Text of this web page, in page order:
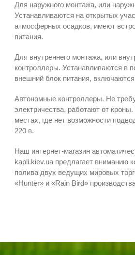
Для наружного монтажа, или
Устанавливаются на открытых
атмосферных осадков, имеют
питания.
Для внутреннего монтажа, или
контроллеры. Устанавливаются в
внешний блок питания, включаются
Автономные контроллеры. Не
электричества, работают от
местах, где нет возможности
220 в.
Наш интернет-магазин
kapli.kiev.ua предлагает вниманию
полива двух ведущих мировых
«Hunter» и «Rain Bird»